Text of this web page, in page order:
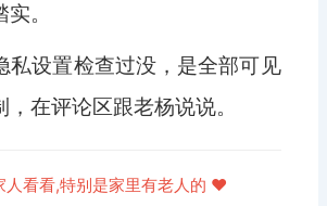
。
私设置检查过没，是全部可见
在评论区跟老杨说说。
人看看,特别是家里有老人的 ❤️